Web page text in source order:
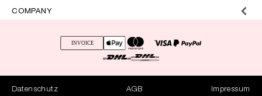
COMPANY
Datenschutz AGB
Impressum